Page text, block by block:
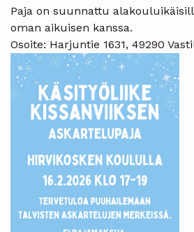
Paja on suunnattu
oman aikuisen kanssa.
Osoite: Harjuntie 1631, 49290